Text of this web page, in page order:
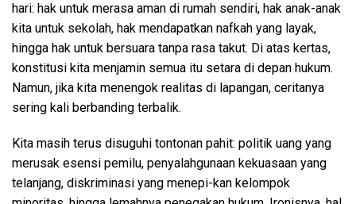
hari: hak untuk merasa aman di rumah sendiri, hak anak-anak
kita untuk sekolah, hak mendapatkan nafkah yang layak,
hingga hak untuk bersuara tanpa rasa takut. Di atas kertas,
konstitusi kita menjamin semua itu setara di depan hukum.
Namun, jika kita menengok realitas di lapangan, ceritanya
sering kali berbanding terbalik.
Kita masih terus disuguhi tontonan pahit: politik uang yang
merusak esensi pemilu, penyalahgunaan kekuasaan yang
telanjang, diskriminasi yang menepi-kan kelompok